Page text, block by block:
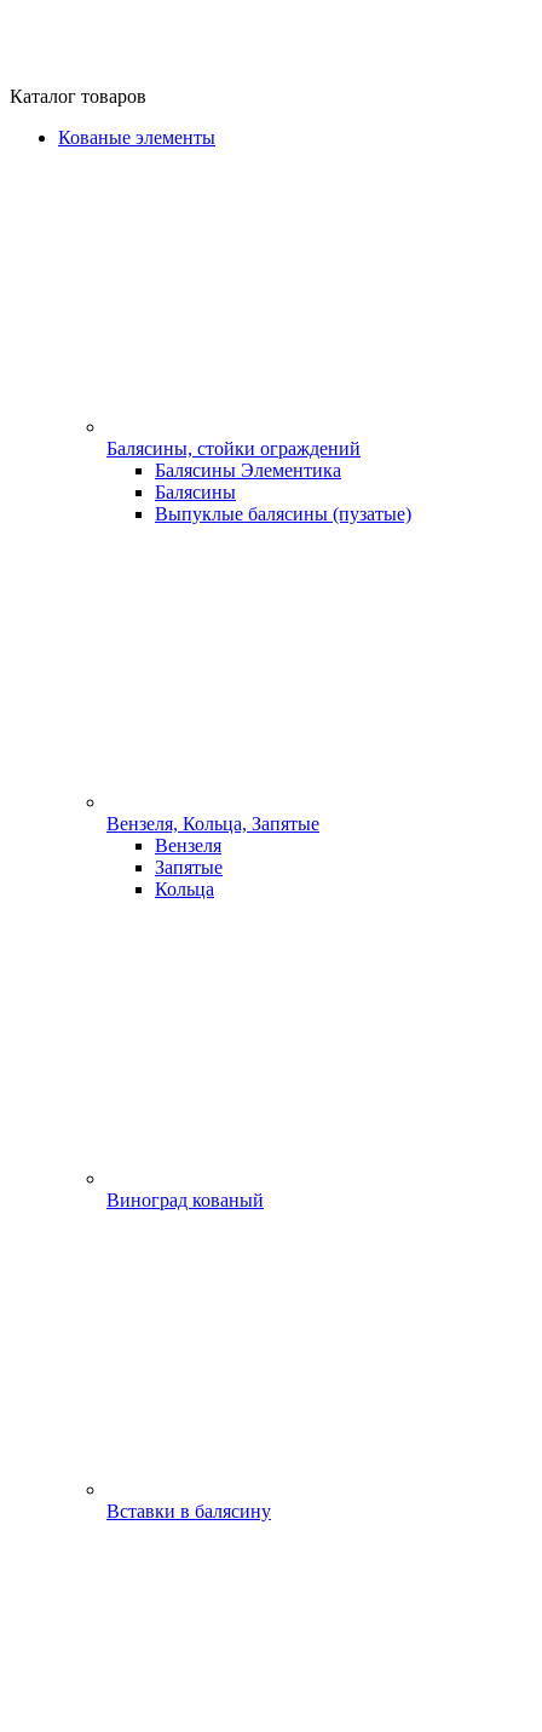
Каталог товаров
Кованые элементы
Балясины, стойки ограждений
Балясины Элементика
Балясины
Выпуклые балясины (пузатые)
Вензеля, Кольца, Запятые
Вензеля
Запятые
Кольца
Виноград кованый
Вставки в балясину